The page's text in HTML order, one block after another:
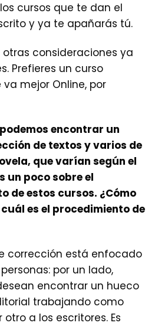
cursos que te dan el
y ya te apañarás tú.
consideraciones ya
Prefieres un curso
mejor Online, por
podemos encontrar un
de textos y varios de
que varían según el
un poco sobre el
de estos cursos. ¿Cómo
es el procedimiento de
corrección está enfocado
por un lado,
encontrar un hueco
trabajando como
a los escritores. Es